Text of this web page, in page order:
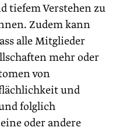
tiefem Verstehen zu
Zudem kann
alle Mitglieder
mehr oder
von
und
folglich
oder andere